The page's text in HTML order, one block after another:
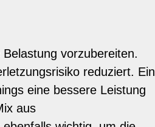
vorzubereiten.
reduziert. Ein
eine bessere Leistung
aus